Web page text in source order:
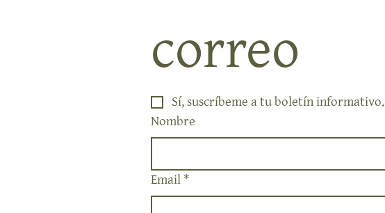
correo
Sí, suscríbeme a tu boletín informativo.
Nombre
Email *